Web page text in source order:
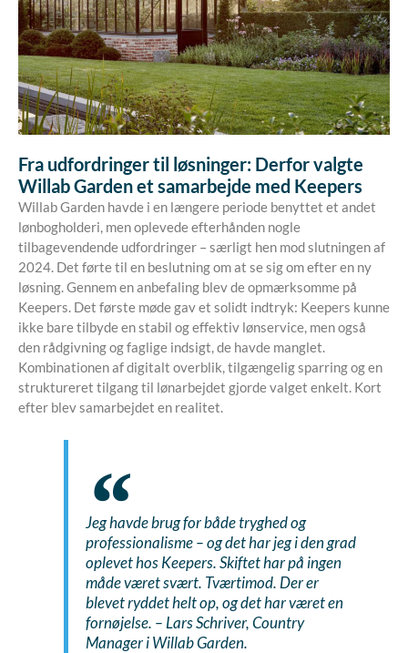
Fra udfordringer til løsninger: Derfor valgte
Willab Garden et samarbejde med Keepers
Willab Garden havde i en længere periode benyttet et andet
lønbogholderi, men oplevede efterhånden nogle
tilbagevendende udfordringer – særligt hen mod slutningen af
2024. Det førte til en beslutning om at se sig om efter en ny
løsning. Gennem en anbefaling blev de opmærksomme på
Keepers. Det første møde gav et solidt indtryk: Keepers kunne
ikke bare tilbyde en stabil og effektiv lønservice, men også
den rådgivning og faglige indsigt, de havde manglet.
Kombinationen af digitalt overblik, tilgængelig sparring og en
struktureret tilgang til lønarbejdet gjorde valget enkelt. Kort
efter blev samarbejdet en realitet.
Jeg havde brug for både tryghed og
professionalisme – og det har jeg i den grad
oplevet hos Keepers. Skiftet har på ingen
måde været svært. Tværtimod. Der er
blevet ryddet helt op, og det har været en
fornøjelse. – Lars Schriver, Country
Manager i Willab Garden.